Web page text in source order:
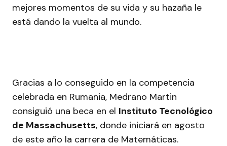
mejores momentos de su vida y su hazaña le
está dando la vuelta al mundo.
Gracias a lo conseguido en la competencia
celebrada en Rumania, Medrano Martin
consiguió una beca en el Instituto Tecnológico
de Massachusetts, donde iniciará en agosto
de este año la carrera de Matemáticas.